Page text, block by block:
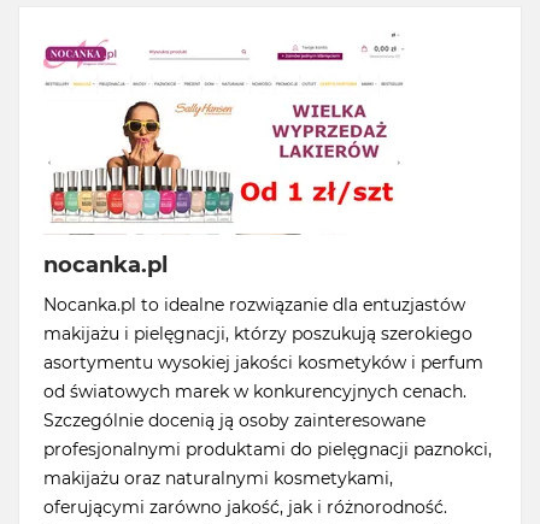
nocanka.pl
Nocanka.pl to idealne rozwiązanie dla entuzjastów
makijażu i pielęgnacji, którzy poszukują szerokiego
asortymentu wysokiej jakości kosmetyków i perfum
od światowych marek w konkurencyjnych cenach.
Szczególnie docenią ją osoby zainteresowane
profesjonalnymi produktami do pielęgnacji paznokci,
makijażu oraz naturalnymi kosmetykami,
oferującymi zarówno jakość, jak i różnorodność.